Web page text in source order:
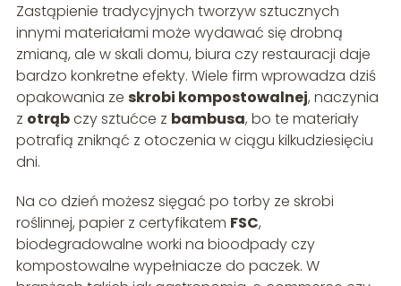
Zastąpienie tradycyjnych tworzyw sztucznych
innymi materiałami może wydawać się drobną
zmianą, ale w skali domu, biura czy restauracji daje
bardzo konkretne efekty. Wiele firm wprowadza dziś
opakowania ze skrobi kompostowalnej, naczynia
z otrąbczy sztućce z bambusa, bo te materiały
potrafią zniknąć z otoczenia w ciągu kilkudziesięciu
dni.
Na co dzień możesz sięgać po torby ze skrobi
roślinnej, papier z certyfikatem FSC,
biodegradowalne worki na bioodpady czy
kompostowalne wypełniacze do paczek. W